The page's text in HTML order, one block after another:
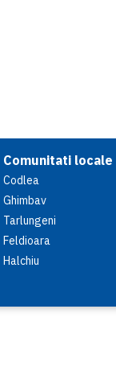
Comunitati locale
Codlea
Ghimbav
Tarlungeni
Feldioara
Halchiu